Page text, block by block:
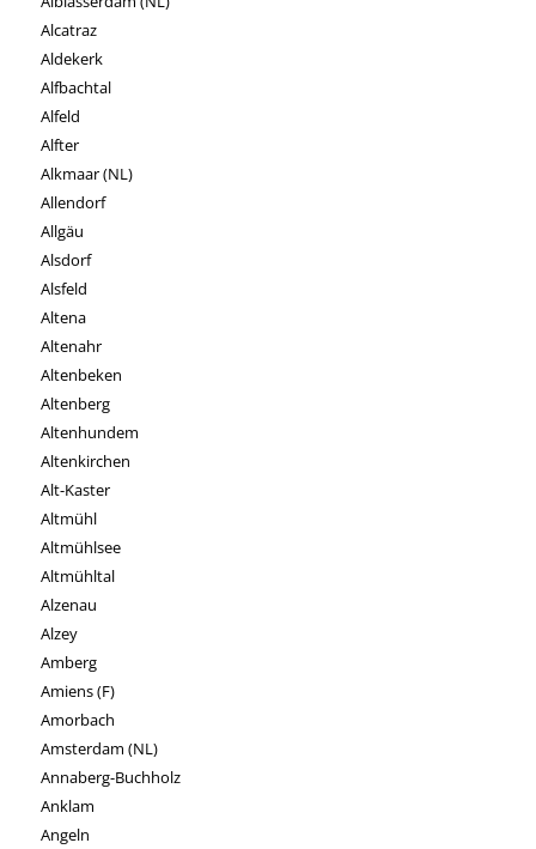
Alcatraz
Aldekerk
Alfbachtal
Alfeld
Alfter
Alkmaar (NL)
Allendorf
Allgäu
Alsdorf
Alsfeld
Altena
Altenahr
Altenbeken
Altenberg
Altenhundem
Altenkirchen
Alt-Kaster
Altmühl
Altmühlsee
Altmühltal
Alzenau
Alzey
Amberg
Amiens (F)
Amorbach
Amsterdam (NL)
Annaberg-Buchholz
Anklam
Angeln